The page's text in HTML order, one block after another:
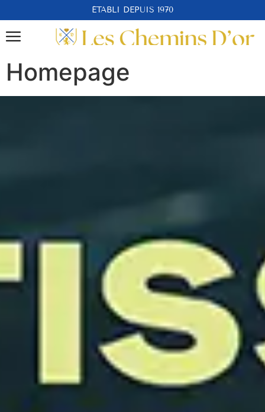
ÉTABLI DEPUIS 1970
Homepage